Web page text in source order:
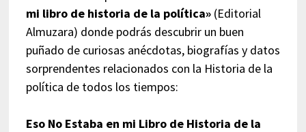
mi libro de historia de la política»(Editorial
Almuzara) donde podrás descubrir un buen
puñado de curiosas anécdotas, biografías y datos
sorprendentes relacionados con la Historia de la
política de todos los tiempos:
Eso No Estaba en mi Libro de Historia de la